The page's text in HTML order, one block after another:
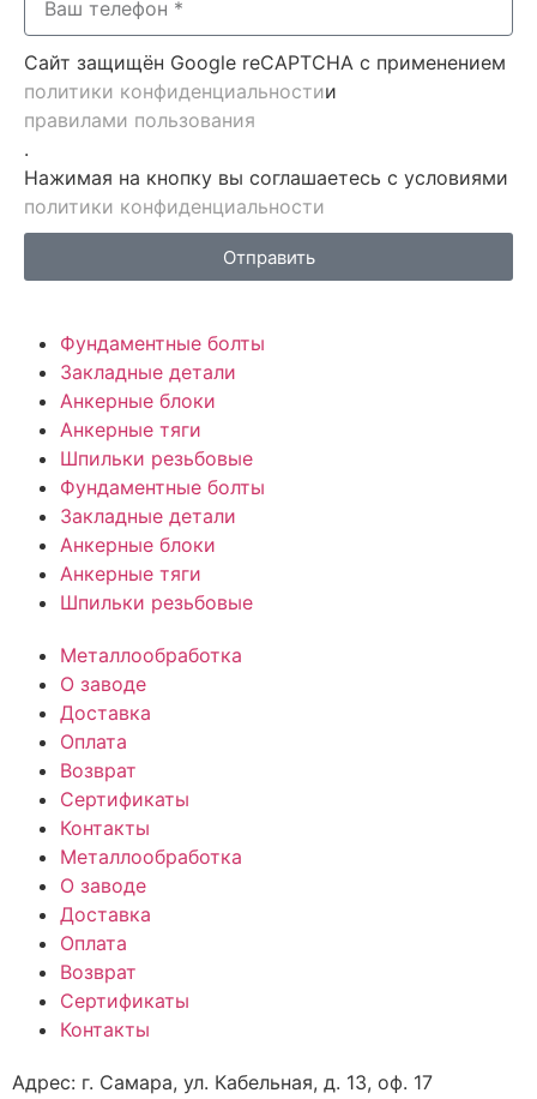
Сайт защищён Google reCAPTCHA с применением
политики конфиденциальностии
правилами пользования
.
Нажимая на кнопку вы соглашаетесь с условиями
политики конфиденциальности
Отправить
Фундаментные болты
Закладные детали
Анкерные блоки
Анкерные тяги
Шпильки резьбовые
Фундаментные болты
Закладные детали
Анкерные блоки
Анкерные тяги
Шпильки резьбовые
Металлообработка
О заводе
Доставка
Оплата
Возврат
Сертификаты
Контакты
Металлообработка
О заводе
Доставка
Оплата
Возврат
Сертификаты
Контакты
Адрес: г. Самара, ул. Кабельная, д. 13, оф. 17